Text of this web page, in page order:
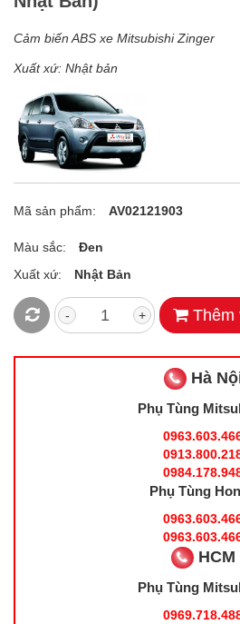
Cảm biến ABS xe Mitsubishi Zinger
Xuất xứ: Nhật bản
Mã sản phẩm: AV02121903
Màu sắc:
Đen
Xuất xứ:
Nhật Bản
- + Thêm
Hà
Phụ Tùng
Phụ Tùng
HCM
Phụ Tùng